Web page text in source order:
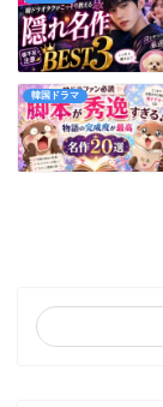
韓国ドラマ